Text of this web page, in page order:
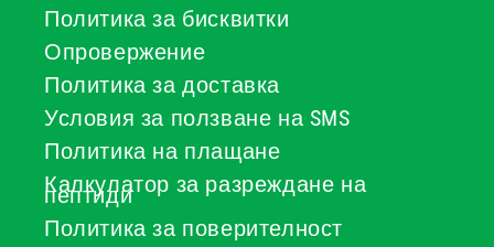
Политика за бисквитки
Опровержение
Политика за доставка
Условия за ползване на SMS
Политика на плащане
Калкулатор за разреждане на
пептиди
Политика за поверителност